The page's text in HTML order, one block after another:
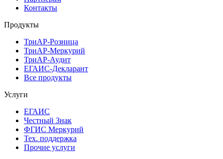
Контакты
Продукты
ТриАР-Розница
ТриАР-Меркурий
ТриАР-Аудит
ЕГАИС-Декларант
Все продукты
Услуги
ЕГАИС
Честный Знак
ФГИС Меркурий
Тех. поддержка
Прочие услуги